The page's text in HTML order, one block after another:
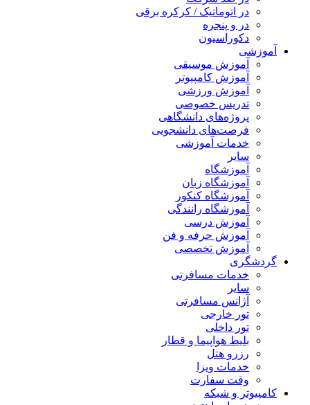
در اتوماتیک / کرکره برقی
در و پنجره
دکوراسیون
آموزشی
آموزش موسیقی
آموزش کامپیوتر
آموزش ورزشی
تدریس خصوصی
پروژه‌های دانشگاهی
فرصت‌های دانشجویی
خدمات آموزشی
سایر
آموزشگاه
آموزشگاه زبان
آموزشگاه کنکور
آموزشگاه رانندگی
آموزش درسی
آموزش حرفه و فن
آموزش تخصصی
گردشگری
خدمات مسافرتی
سایر
آژانس مسافرتی
تور خارجی
تور داخلی
بلیط هواپیما و قطار
رزرو هتل
خدمات ویزا
وقت سفارت
کامپیوتر و شبکه